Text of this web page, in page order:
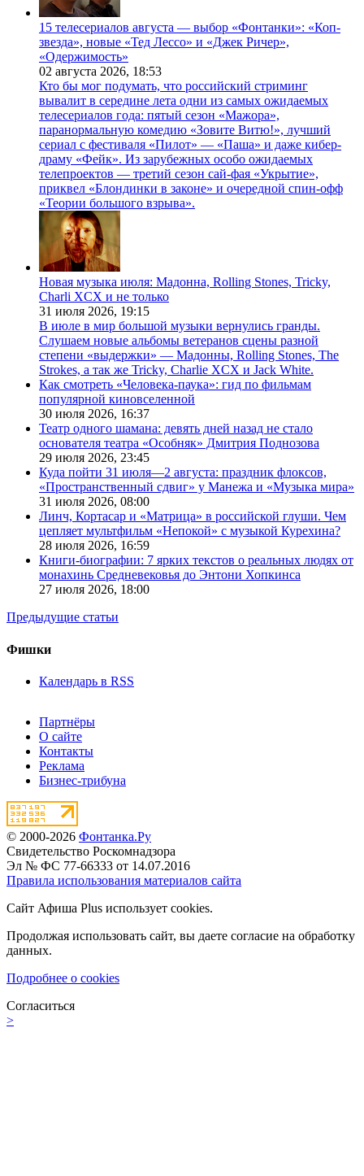
15 телесериалов августа — выбор «Фонтанки»: «Коп-
звезда», новые «Тед Лессо» и «Джек Ричер»,
«Одержимость»
02 августа 2026, 18:53
Кто бы мог подумать, что российский стриминг
вывалит в середине лета одни из самых ожидаемых
телесериалов года: пятый сезон «Мажора»,
паранормальную комедию «Зовите Витю!», лучший
сериал с фестиваля «Пилот» — «Паша» и даже кибер-
драму «Фейк». Из зарубежных особо ожидаемых
телепроектов — третий сезон сай-фая «Укрытие»,
приквел «Блондинки в законе» и очередной спин-офф
«Теории большого взрыва».
Новая музыка июля: Мадонна, Rolling Stones, Tricky,
Charli XCX и не только
31 июля 2026, 19:15
В июле в мир большой музыки вернулись гранды.
Слушаем новые альбомы ветеранов сцены разной
степени «выдержки» — Мадонны, Rolling Stones, The
Strokes, а так же Tricky, Charlie XCX и Jack White.
Как смотреть «Человека-паука»: гид по фильмам
популярной киновселенной
30 июля 2026, 16:37
Театр одного шамана: девять дней назад не стало
основателя театра «Особняк» Дмитрия Поднозова
29 июля 2026, 23:45
Куда пойти 31 июля—2 августа: праздник флоксов,
«Пространственный сдвиг» у Манежа и «Музыка мира»
31 июля 2026, 08:00
Линч, Кортасар и «Матрица» в российской глуши. Чем
цепляет мультфильм «Непокой» с музыкой Курехина?
28 июля 2026, 16:59
Книги-биографии: 7 ярких текстов о реальных людях от
монахинь Средневековья до Энтони Хопкинса
27 июля 2026, 18:00
Предыдущие статьи
Фишки
Календарь в RSS
Партнёры
О сайте
Контакты
Реклама
Бизнес-трибуна
© 2000-2026 Фонтанка.Ру
Свидетельство Роскомнадзора
Эл № ФС 77-66333 от 14.07.2016
Правила использования материалов сайта
Сайт Афиша Plus использует cookies.
Продолжая использовать сайт, вы даете согласие на обработку
данных.
Подробнее о cookies
Согласиться
>